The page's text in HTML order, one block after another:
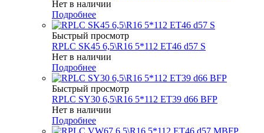
Нет в наличии
Подробнее
Быстрый просмотр
RPLC SK45 6,5\R16 5*112 ET46 d57 S
Нет в наличии
Подробнее
Быстрый просмотр
RPLC SY30 6,5\R16 5*112 ET39 d66 BFP
Нет в наличии
Подробнее